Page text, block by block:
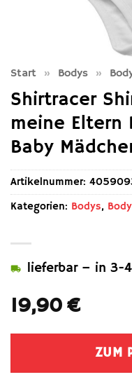
Start » Bodys »
Shirtracer
meine Eltern
Baby
19,90€
lieferbar – in 3-
ZUM
Artikelnummer:
Kategorien: Bodys,